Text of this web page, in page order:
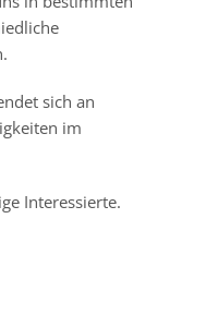
sich an
im
Interessierte.